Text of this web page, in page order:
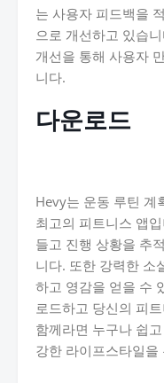
는 사용자 피드백을
으로 개선하고 있습
개선을 통해 사용자
니다.
다운로드
Hevy는 운동 루틴 계
최고의 피트니스 앱
들고 진행 상황을 추
니다. 또한 강력한 소
하고 영감을 얻을 수
로드하고 당신의 피
함께라면 누구나 쉽
강한 라이프스타일